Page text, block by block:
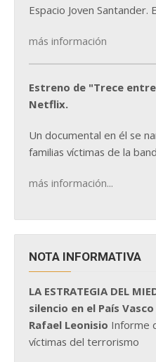
Espacio Joven Santander.
más información
Estreno de "Trece
Netflix.
Un documental en él se
familias víctimas de la
más información...
NOTA INFORMATIVA
LA ESTRATEGIA DEL
silencio en el País
Rafael Leonisio Informe
víctimas del terrorismo